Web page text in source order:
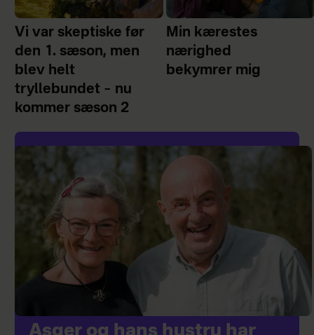
Vi var skeptiske før
den 1. sæson, men
blev helt
tryllebundet – nu
kommer sæson 2
Min kærestes
nærighed
bekymrer mig